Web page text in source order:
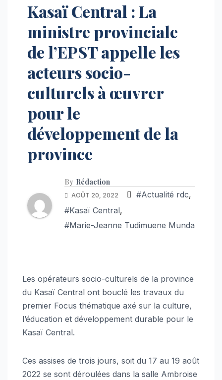
Kasaï Central : La
ministre provinciale
de l’EPST appelle les
acteurs socio-
culturels à œuvrer
pour le
développement de la
province
By Rédaction
AOÛT 20, 2022 #Actualité rdc,
#Kasaï Central,
#Marie-Jeanne Tudimuene Munda
Les opérateurs socio-culturels de la province
du Kasaï Central ont bouclé les travaux du
premier Focus thématique axé sur la culture,
l’éducation et développement durable pour le
Kasaï Central.
Ces assises de trois jours, soit du 17 au 19 août
2022 se sont déroulées dans la salle Ambroise